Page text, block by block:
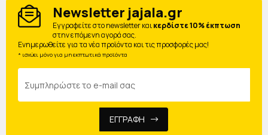
Newsletter jajala.gr
Eγγραφείτε στο newsletter καικερδίστε 10% έκπτωση
στην επόμενη αγορά σας.
Ενημερωθείτε για τα νέα προϊόντα και τις προσφορές μας!
* ισχύει μόνο για μη εκπτωτικά προϊόντα
ΕΓΓΡΑΦΗ